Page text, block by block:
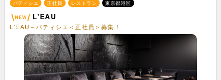
パティシエ 正社員 レストラン 東京都港区
L'EAU
L'EAU～パティシエ＜正社員＞募集！